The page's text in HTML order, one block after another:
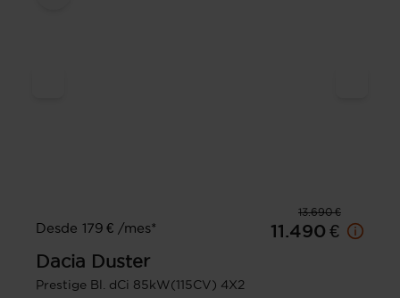
13.690 €
Desde 179 € /mes*
11.490 €
Dacia Duster
Prestige Bl. dCi 85kW(115CV) 4X2